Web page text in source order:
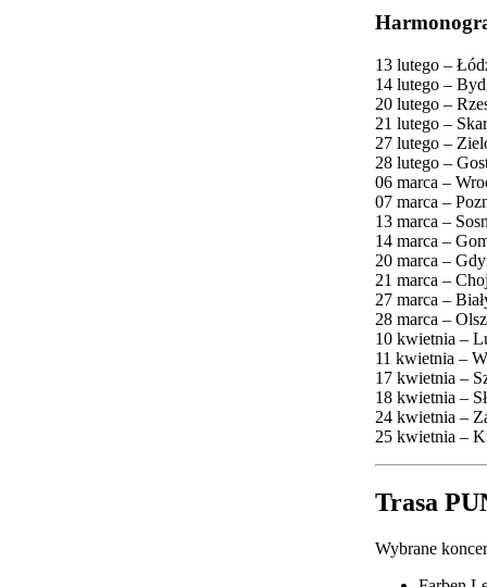
13 lutego –
14 lutego –
20 lutego –
21 lutego –
27 lutego –
28 lutego –
06 marca –
07 marca –
13 marca –
14 marca –
20 marca –
21 marca –
27 marca –
28 marca –
10 kwietnia –
11 kwietnia –
17 kwietnia –
18 kwietnia –
24 kwietnia –
25 kwietnia –
Trasa
Wybrane